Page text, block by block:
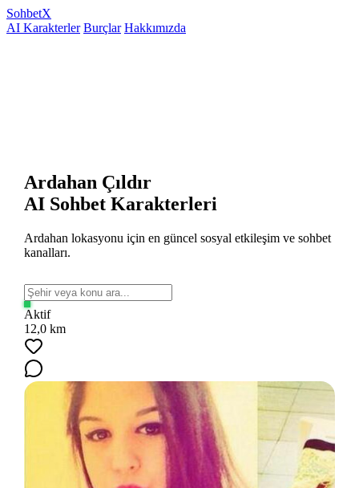
SohbetX
AI Karakterler Burçlar Hakkımızda
Ardahan Çıldır
AI Sohbet Karakterleri
Ardahan lokasyonu için en güncel sosyal etkileşim ve sohbet
kanalları.
Aktif
12,0 km